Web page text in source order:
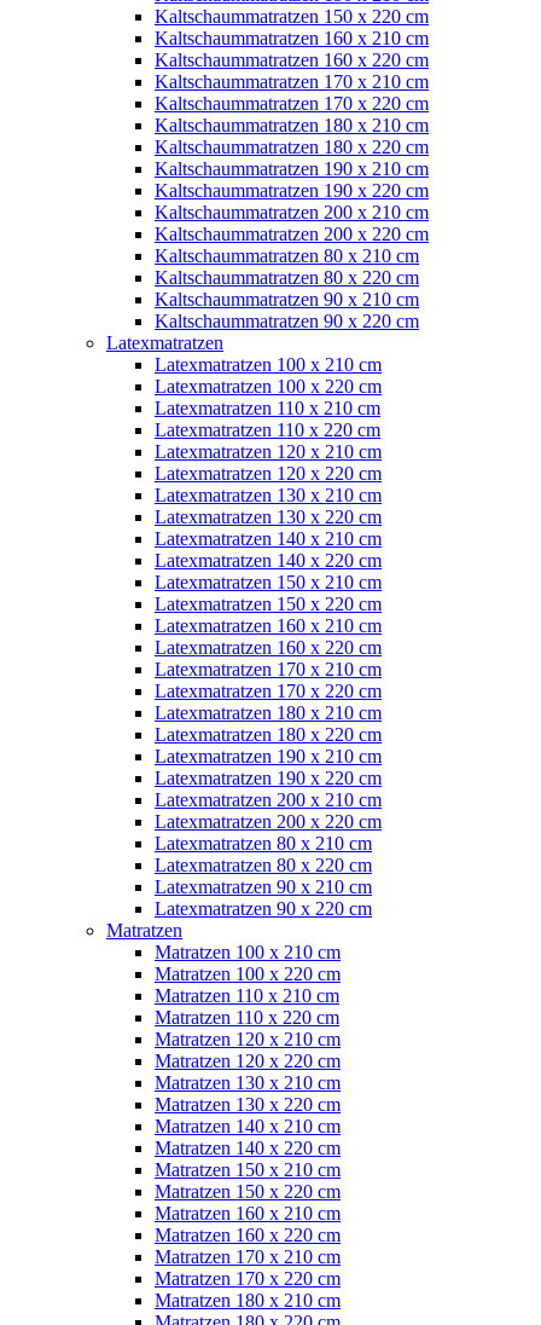
Kaltschaummatratzen 150 x 220 cm
Kaltschaummatratzen 160 x 210 cm
Kaltschaummatratzen 160 x 220 cm
Kaltschaummatratzen 170 x 210 cm
Kaltschaummatratzen 170 x 220 cm
Kaltschaummatratzen 180 x 210 cm
Kaltschaummatratzen 180 x 220 cm
Kaltschaummatratzen 190 x 210 cm
Kaltschaummatratzen 190 x 220 cm
Kaltschaummatratzen 200 x 210 cm
Kaltschaummatratzen 200 x 220 cm
Kaltschaummatratzen 80 x 210 cm
Kaltschaummatratzen 80 x 220 cm
Kaltschaummatratzen 90 x 210 cm
Kaltschaummatratzen 90 x 220 cm
Latexmatratzen
Latexmatratzen 100 x 210 cm
Latexmatratzen 100 x 220 cm
Latexmatratzen 110 x 210 cm
Latexmatratzen 110 x 220 cm
Latexmatratzen 120 x 210 cm
Latexmatratzen 120 x 220 cm
Latexmatratzen 130 x 210 cm
Latexmatratzen 130 x 220 cm
Latexmatratzen 140 x 210 cm
Latexmatratzen 140 x 220 cm
Latexmatratzen 150 x 210 cm
Latexmatratzen 150 x 220 cm
Latexmatratzen 160 x 210 cm
Latexmatratzen 160 x 220 cm
Latexmatratzen 170 x 210 cm
Latexmatratzen 170 x 220 cm
Latexmatratzen 180 x 210 cm
Latexmatratzen 180 x 220 cm
Latexmatratzen 190 x 210 cm
Latexmatratzen 190 x 220 cm
Latexmatratzen 200 x 210 cm
Latexmatratzen 200 x 220 cm
Latexmatratzen 80 x 210 cm
Latexmatratzen 80 x 220 cm
Latexmatratzen 90 x 210 cm
Latexmatratzen 90 x 220 cm
Matratzen
Matratzen 100 x 210 cm
Matratzen 100 x 220 cm
Matratzen 110 x 210 cm
Matratzen 110 x 220 cm
Matratzen 120 x 210 cm
Matratzen 120 x 220 cm
Matratzen 130 x 210 cm
Matratzen 130 x 220 cm
Matratzen 140 x 210 cm
Matratzen 140 x 220 cm
Matratzen 150 x 210 cm
Matratzen 150 x 220 cm
Matratzen 160 x 210 cm
Matratzen 160 x 220 cm
Matratzen 170 x 210 cm
Matratzen 170 x 220 cm
Matratzen 180 x 210 cm